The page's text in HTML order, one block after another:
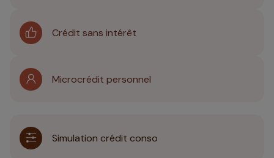
Crédit sans intérêt
Microcrédit personnel
Simulation crédit conso